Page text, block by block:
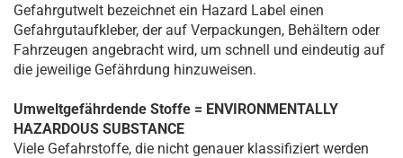
Gefahrgutwelt bezeichnet ein Hazard Label einen
Gefahrgutaufkleber, der auf Verpackungen, Behältern oder
Fahrzeugen angebracht wird, um schnell und eindeutig auf
die jeweilige Gefährdung hinzuweisen.
Umweltgefährdende Stoffe = ENVIRONMENTALLY
HAZARDOUS SUBSTANCE
Viele Gefahrstoffe, die nicht genauer klassifiziert werden